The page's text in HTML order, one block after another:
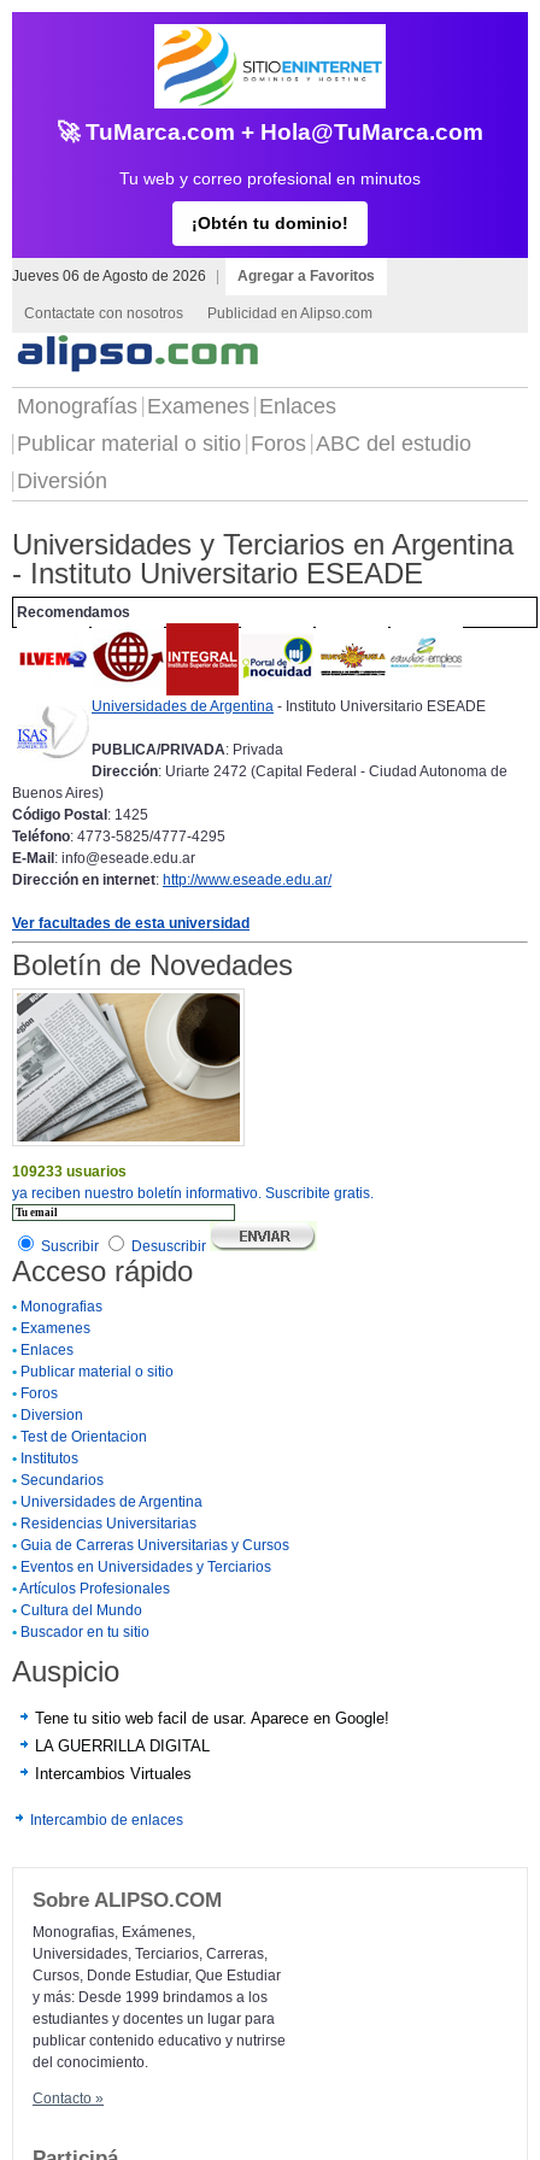
🚀 TuMarca.com + Hola@TuMarca.com
Tu web y correo profesional en minutos
¡Obtén tu dominio!
Jueves 06 de Agosto de 2026 Agregar a Favoritos
Contactate con nosotros Publicidad en Alipso.com
Monografías Examenes Enlaces
Publicar material o sitio Foros ABC del estudio
Diversión
Universidades y Terciarios en Argentina
- Instituto Universitario ESEADE
Recomendamos
Universidades de Argentina - Instituto Universitario ESEADE
PUBLICA/PRIVADA: Privada
Dirección: Uriarte 2472 (Capital Federal - Ciudad Autonoma de
Buenos Aires)
Código Postal : 1425
Teléfono: 4773-5825/4777-4295
E-Mail : info@eseade.edu.ar
Dirección en internet: http://www.eseade.edu.ar/
Ver facultades de esta universidad
Boletín de Novedades
109233 usuarios
ya reciben nuestro boletín informativo. Suscribite gratis.
Suscribir Desuscribir
Acceso rápido
• Monografias
• Examenes
• Enlaces
• Publicar material o sitio
• Foros
• Diversion
• Test de Orientacion
• Institutos
• Secundarios
• Universidades de Argentina
• Residencias Universitarias
• Guia de Carreras Universitarias y Cursos
• Eventos en Universidades y Terciarios
•Artículos Profesionales
• Cultura del Mundo
• Buscador en tu sitio
Auspicio
Tene tu sitio web facil de usar. Aparece en Google!
LA GUERRILLA DIGITAL
Intercambios Virtuales
Intercambio de enlaces
Sobre ALIPSO.COM
Monografias, Exámenes,
Universidades, Terciarios, Carreras,
Cursos, Donde Estudiar, Que Estudiar
y más: Desde 1999 brindamos a los
estudiantes y docentes un lugar para
publicar contenido educativo y nutrirse
del conocimiento.
Contacto »